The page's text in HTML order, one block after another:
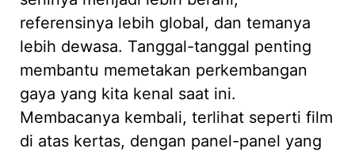
referensinya lebih global, dan temanya
lebih dewasa. Tanggal-tanggal penting
membantu memetakan perkembangan
gaya yang kita kenal saat ini.
Membacanya kembali, terlihat seperti film
di atas kertas, dengan panel-panel yang